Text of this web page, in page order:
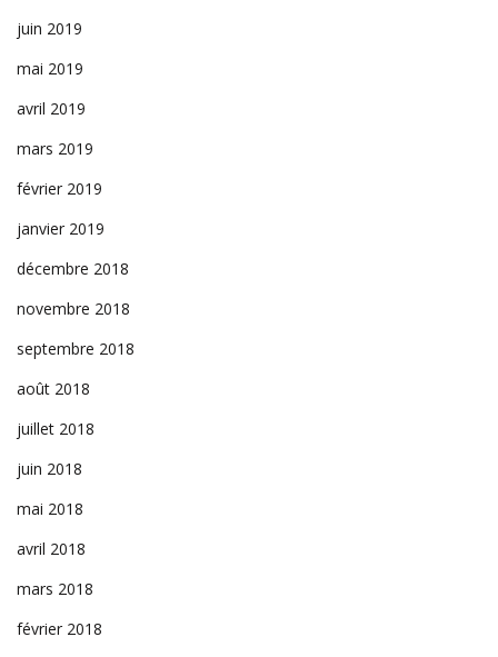
juin 2019
mai 2019
avril 2019
mars 2019
février 2019
janvier 2019
décembre 2018
novembre 2018
septembre 2018
août 2018
juillet 2018
juin 2018
mai 2018
avril 2018
mars 2018
février 2018